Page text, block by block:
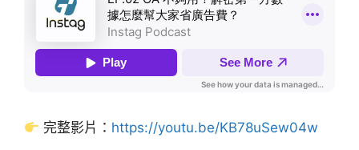
完整影片： https://youtu.be/KB78uSew04w